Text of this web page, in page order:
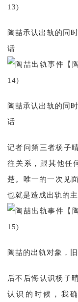
陶喆承认出轨的同
话
陶喆承认出轨的同
话
记者问第三者杨子
往关系，跟其他任
楚。唯一的一次见
也就是造成出轨的
陶喆的出轨对象，
后不后悔认识杨子
认识的时候，我